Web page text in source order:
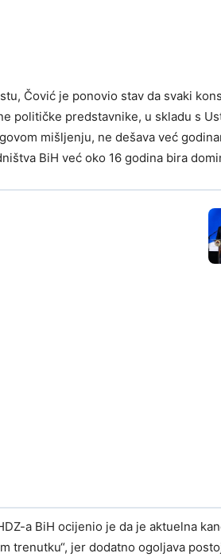
Čović je ponovio stav da svaki
političke predstavnike, u skladu s
mišljenju, ne dešava već
BiH već oko 16 godina bira
a BiH ocijenio je da je aktuelna
trenutku“, jer dodatno ogoljava